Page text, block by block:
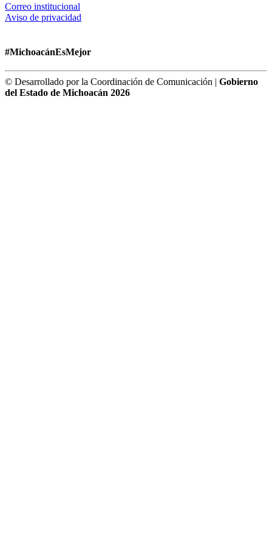
Correo institucional
Aviso de privacidad
#MichoacánEsMejor
© Desarrollado por la Coordinación de Comunicación | Gobierno
del Estado de Michoacán 2026